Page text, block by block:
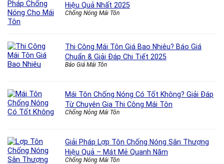
Hiệu Quả Nhất 2025
Chống Nóng Mái Tôn
Thi Công Mái Tôn Giá Bao Nhiêu? Báo Giá
Chuẩn & Giải Đáp Chi Tiết 2025
Báo Giá Mái Tôn
Mái Tôn Chống Nóng Có Tốt Không? Giải Đáp
Từ Chuyên Gia Thi Công Mái Tôn
Chống Nóng Mái Tôn
Giải Pháp Lợp Tôn Chống Nóng Sân Thượng
Hiệu Quả – Mát Mẻ Quanh Năm
Chống Nóng Mái Tôn